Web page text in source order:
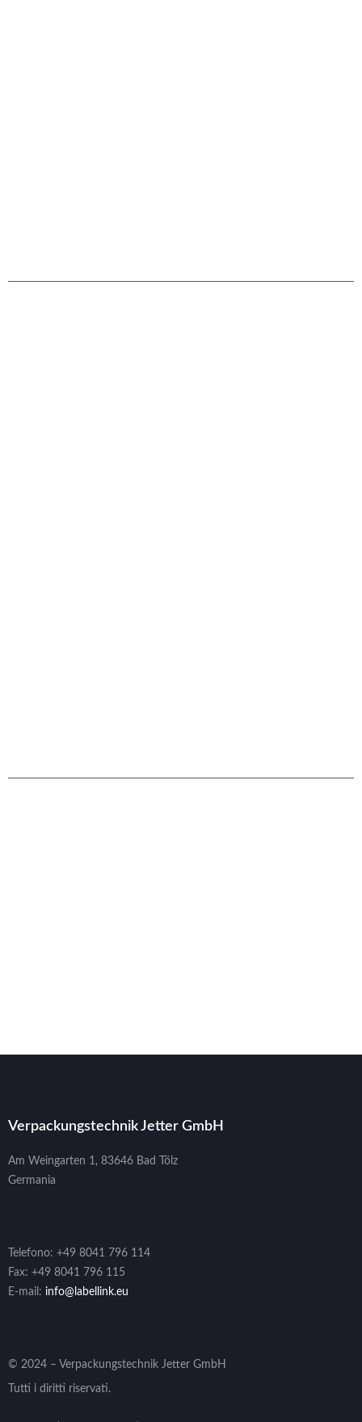
Verpackungstechnik Jetter GmbH
Am Weingarten 1, 83646 Bad Tölz
Germania
Telefono: +49 8041 796 114
Fax: +49 8041 796 115
E-mail: info@labellink.eu
© 2024 – Verpackungstechnik Jetter GmbH
Tutti i diritti riservati.